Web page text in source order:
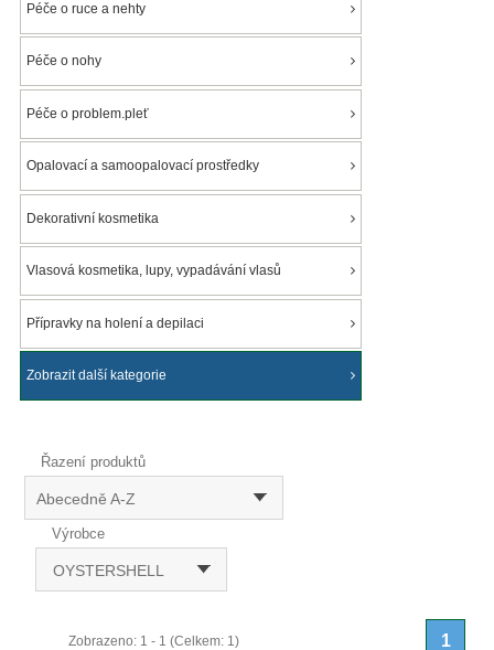
Péče o ruce a nehty
Péče o nohy
Péče o problem.pleť
Opalovací a samoopalovací prostředky
Dekorativní kosmetika
Vlasová kosmetika, lupy, vypadávání vlasů
Přípravky na holení a depilaci
Zobrazit další kategorie
Řazení produktů
Abecedně A-Z
Výrobce
OYSTERSHELL
Zobrazeno: 1 - 1 (Celkem: 1) 1